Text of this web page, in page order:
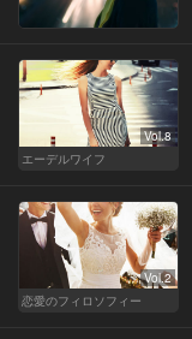
Vol.8
エーデルワイフ
Vol.2
恋愛のフィロソフィー